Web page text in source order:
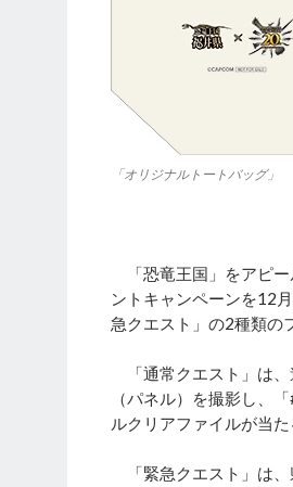
「オリジナルトートバッグ」
「恐竜王国」をアピー
ントキャンペーンを12
急クエスト」の2種類の
「通常クエスト」は、
（パネル）を撮影し、
ルクリアファイルが当た
「緊急クエスト」は、